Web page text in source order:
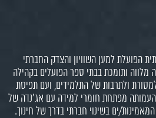
הפועלת למען השוויון והצדק החברתי
מלווה ותומכת בבתי ספר הפועלים בקהילה
ולתרבות של התלמידים, ועם תפיסת
העמותה מפתחת חומרי למידה עם אג'נדה של
ים בשינוי חברתי בדרך של חינוך.